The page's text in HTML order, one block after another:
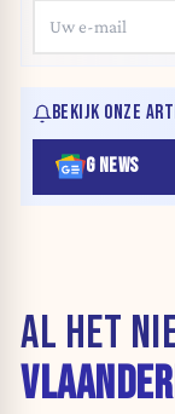
BEKIJK ONZE
G NEWS
AL HET